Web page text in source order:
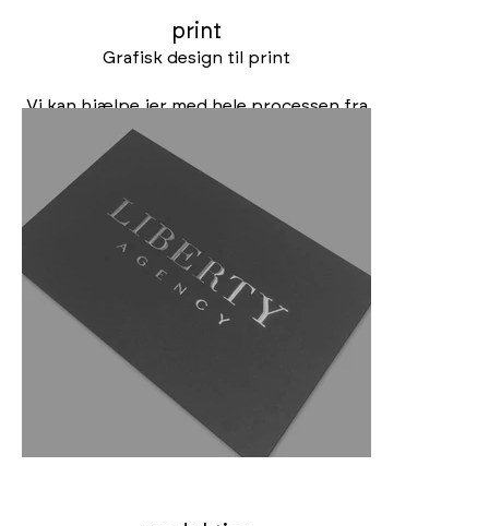
print
Grafisk design til print
Vi kan hjælpe jer med hele processen fra
de første idéer og skitser til layout og
design til den færdigtrykte løsning. Det
kan være alt fra en brochure, annonce,
plakat, banner, in-store POS,
produktemballage, vinduesfolier og
meget andet.